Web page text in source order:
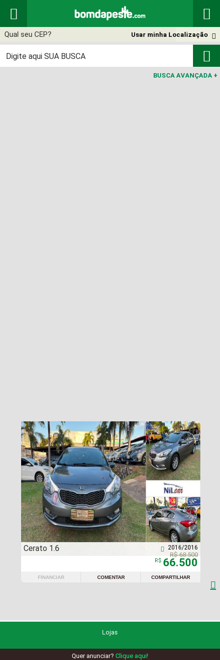
 

Usar minha Localização

BUSCA AVANÇADA +
Cerato 1.6 2016/2016

R$ 66.500
R$ 68.500
FINANCIAR COMENTAR COMPARTILHAR

Lojas
Quer anunciar? Clique aqui!